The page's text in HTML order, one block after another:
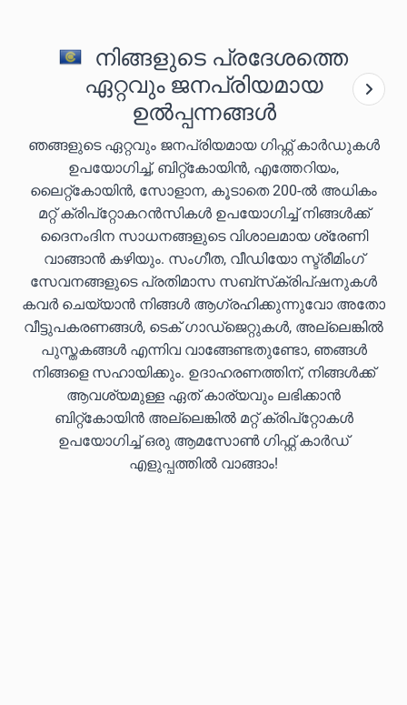
നിങ്ങളുടെ പ്രദേശത്തെ
ഏറ്റവും ജനപ്രിയമായ
ഉൽപ്പന്നങ്ങൾ
ഞങ്ങളുടെ ഏറ്റവും ജനപ്രിയമായ ഗിഫ്റ്റ് കാർഡുകൾ
ഉപയോഗിച്ച്, ബിറ്റ്കോയിൻ, എത്തേറിയം,
ലൈറ്റ്കോയിൻ, സോളാന, കൂടാതെ 200-ൽ അധികം
മറ്റ് ക്രിപ്‌റ്റോകറൻസികൾ ഉപയോഗിച്ച് നിങ്ങൾക്ക്
ദൈനംദിന സാധനങ്ങളുടെ വിശാലമായ ശ്രേണി
വാങ്ങാൻ കഴിയും. സംഗീത, വീഡിയോ സ്ട്രീമിംഗ്
സേവനങ്ങളുടെ പ്രതിമാസ സബ്‌സ്‌ക്രിപ്‌ഷനുകൾ
കവർ ചെയ്യാൻ നിങ്ങൾ ആഗ്രഹിക്കുന്നുവോ അതോ
വീട്ടുപകരണങ്ങൾ, ടെക് ഗാഡ്‌ജെറ്റുകൾ, അല്ലെങ്കിൽ
പുസ്തകങ്ങൾ എന്നിവ വാങ്ങേണ്ടതുണ്ടോ, ഞങ്ങൾ
നിങ്ങളെ സഹായിക്കും. ഉദാഹരണത്തിന്, നിങ്ങൾക്ക്
ആവശ്യമുള്ള ഏത് കാര്യവും ലഭിക്കാൻ
ബിറ്റ്കോയിൻ അല്ലെങ്കിൽ മറ്റ് ക്രിപ്‌റ്റോകൾ
ഉപയോഗിച്ച് ഒരു ആമസോൺ ഗിഫ്റ്റ് കാർഡ്
എളുപ്പത്തിൽ വാങ്ങാം!